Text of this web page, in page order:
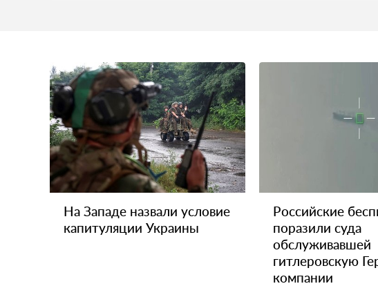
На Западе назвали условие
капитуляции Украины
Российские
поразили суда
обслуживавшей
гитлеровскую
компании